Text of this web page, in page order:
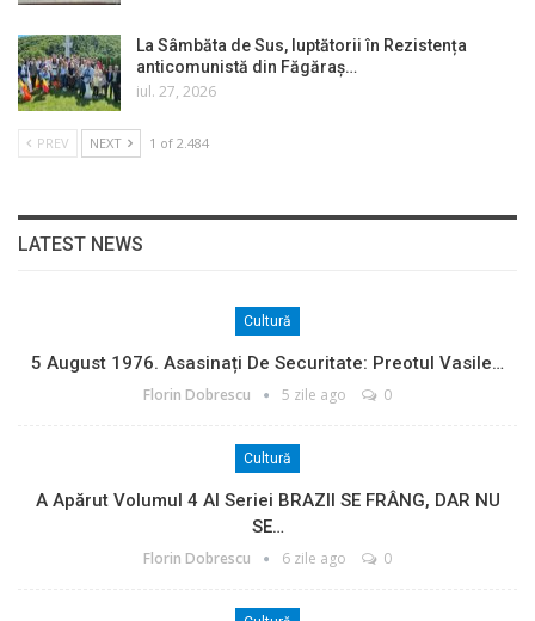
La Sâmbăta de Sus, luptătorii în Rezistența
anticomunistă din Făgăraș…
iul. 27, 2026
PREV NEXT 1 of 2.484
LATEST NEWS
Cultură
5 August 1976. Asasinați De Securitate: Preotul Vasile…
Florin Dobrescu 5 zile ago 0
Cultură
A Apărut Volumul 4 Al Seriei BRAZII SE FRÂNG, DAR NU
SE…
Florin Dobrescu 6 zile ago 0